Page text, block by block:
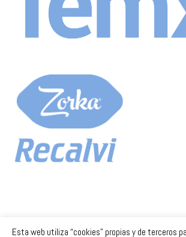
Esta web utiliza “cookies” propias y de terceros